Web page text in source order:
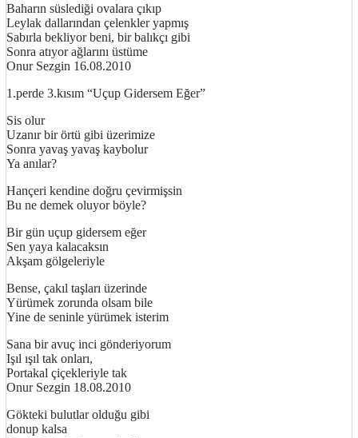
Baharın süslediği ovalara çıkıp
Leylak dallarından çelenkler yapmış
Sabırla bekliyor beni, bir balıkçı gibi
Sonra atıyor ağlarını üstüme
Onur Sezgin 16.08.2010
1.perde 3.kısım “Uçup Gidersem Eğer”
Sis olur
Uzanır bir örtü gibi üzerimize
Sonra yavaş yavaş kaybolur
Ya anılar?
Hançeri kendine doğru çevirmişsin
Bu ne demek oluyor böyle?
Bir gün uçup gidersem eğer
Sen yaya kalacaksın
Akşam gölgeleriyle
Bense, çakıl taşları üzerinde
Yürümek zorunda olsam bile
Yine de seninle yürümek isterim
Sana bir avuç inci gönderiyorum
Işıl ışıl tak onları,
Portakal çiçekleriyle tak
Onur Sezgin 18.08.2010
Gökteki bulutlar olduğu gibi
donup kalsa